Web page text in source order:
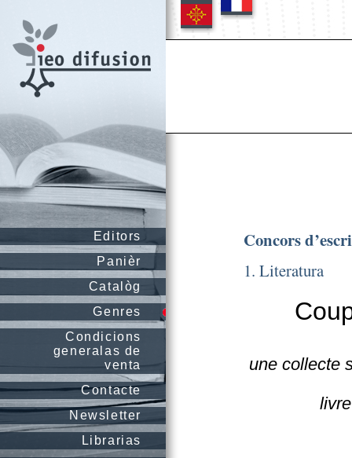
Editors
Panièr
Catalòg
Genres
Condicions
generalas de
venta
Contacte
Newsletter
Librarias
Concors
1. Literatura
une collecte